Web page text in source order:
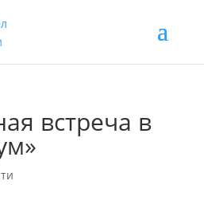
встреча в